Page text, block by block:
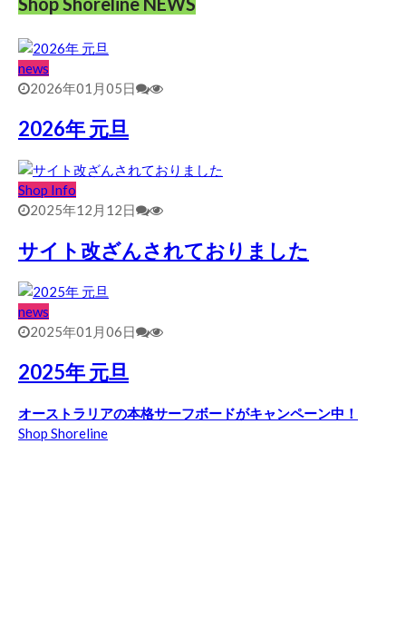
news
2026年01月05日
2026年 元旦
Shop Info
2025年12月12日
サイト改ざんされておりました
news
2025年01月06日
2025年 元旦
オーストラリアの本格サーフボードがキャンペーン中！
Shop Shoreline